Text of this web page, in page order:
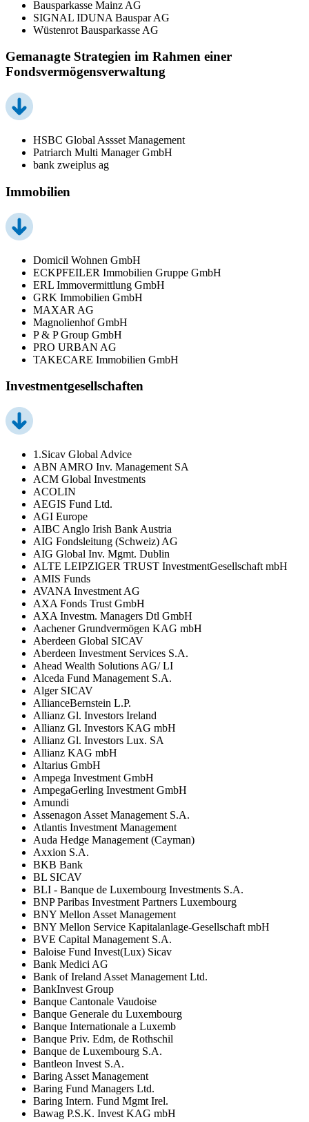
Bausparkasse Mainz AG
SIGNAL IDUNA Bauspar AG
Wüstenrot Bausparkasse AG
Gemanagte Strategien im Rahmen einer
Fondsvermögensverwaltung
HSBC Global Assset Management
Patriarch Multi Manager GmbH
bank zweiplus ag
Immobilien
Domicil Wohnen GmbH
ECKPFEILER Immobilien Gruppe GmbH
ERL Immovermittlung GmbH
GRK Immobilien GmbH
MAXAR AG
Magnolienhof GmbH
P & P Group GmbH
PRO URBAN AG
TAKECARE Immobilien GmbH
Investmentgesellschaften
1.Sicav Global Advice
ABN AMRO Inv. Management SA
ACM Global Investments
ACOLIN
AEGIS Fund Ltd.
AGI Europe
AIBC Anglo Irish Bank Austria
AIG Fondsleitung (Schweiz) AG
AIG Global Inv. Mgmt. Dublin
ALTE LEIPZIGER TRUST InvestmentGesellschaft mbH
AMIS Funds
AVANA Investment AG
AXA Fonds Trust GmbH
AXA Investm. Managers Dtl GmbH
Aachener Grundvermögen KAG mbH
Aberdeen Global SICAV
Aberdeen Investment Services S.A.
Ahead Wealth Solutions AG/ LI
Alceda Fund Management S.A.
Alger SICAV
AllianceBernstein L.P.
Allianz Gl. Investors Ireland
Allianz Gl. Investors KAG mbH
Allianz Gl. Investors Lux. SA
Allianz KAG mbH
Altarius GmbH
Ampega Investment GmbH
AmpegaGerling Investment GmbH
Amundi
Assenagon Asset Management S.A.
Atlantis Investment Management
Auda Hedge Management (Cayman)
Axxion S.A.
BKB Bank
BL SICAV
BLI - Banque de Luxembourg Investments S.A.
BNP Paribas Investment Partners Luxembourg
BNY Mellon Asset Management
BNY Mellon Service Kapitalanlage-Gesellschaft mbH
BVE Capital Management S.A.
Baloise Fund Invest(Lux) Sicav
Bank Medici AG
Bank of Ireland Asset Management Ltd.
BankInvest Group
Banque Cantonale Vaudoise
Banque Generale du Luxembourg
Banque Internationale a Luxemb
Banque Priv. Edm, de Rothschil
Banque de Luxembourg S.A.
Bantleon Invest S.A.
Baring Asset Management
Baring Fund Managers Ltd.
Baring Intern. Fund Mgmt Irel.
Bawag P.S.K. Invest KAG mbH